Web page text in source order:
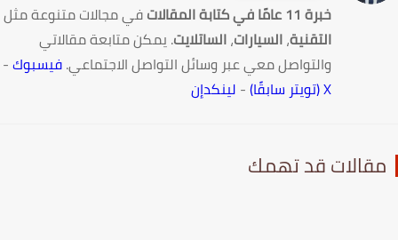
خبرة 11 عامًا في كتابة المقالات
في مجالات متنوعة مثل
التقنية،السيارات،الساتلايت. يمكن متابعة مقالاتي
والتواصل معي عبر وسائل التواصل الاجتماعي.فيسبوك-
-لينكدإن
قد تهمك